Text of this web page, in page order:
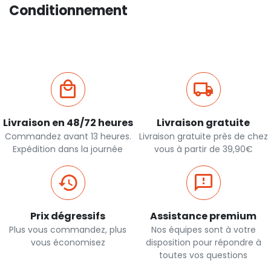
Conditionnement
Livraison en 48/72 heures
Commandez avant 13 heures.
Expédition dans la journée
Livraison gratuite
Livraison gratuite près de chez
vous à partir de 39,90€
Prix dégressifs
Plus vous commandez, plus
vous économisez
Assistance premium
Nos équipes sont à votre
disposition pour répondre à
toutes vos questions